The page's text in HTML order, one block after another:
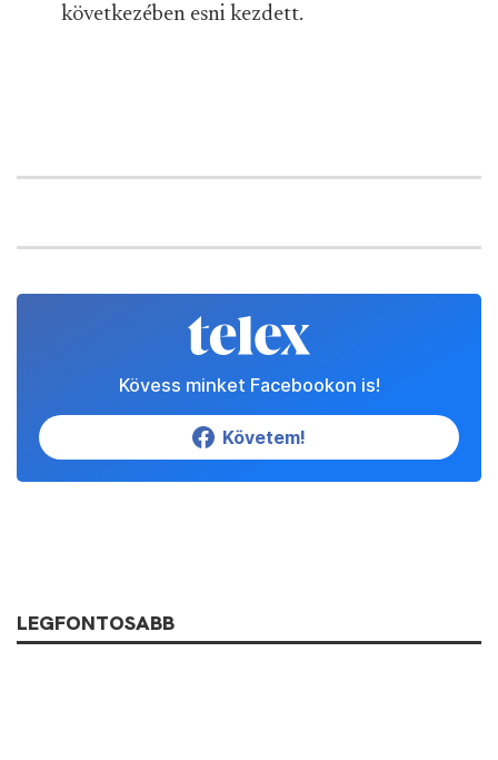
következében esni kezdett.
Kövess minket Facebookon is!
Követem!
LEGFONTOSABB